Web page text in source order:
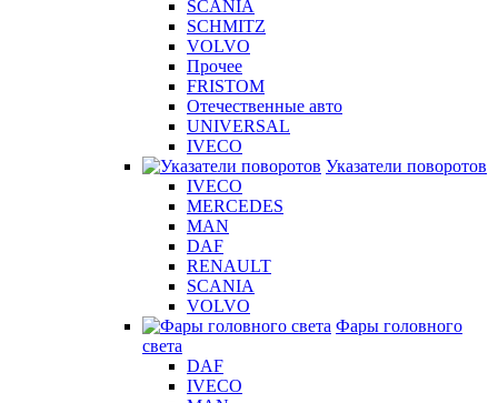
SCANIA
SCHMITZ
VOLVO
Прочее
FRISTOM
Отечественные авто
UNIVERSAL
IVECO
Указатели поворотов
IVECO
MERCEDES
MAN
DAF
RENAULT
SCANIA
VOLVO
Фары головного
света
DAF
IVECO